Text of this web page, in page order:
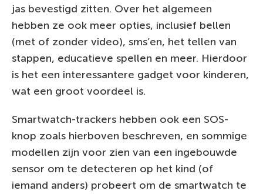
jas bevestigd zitten. Over het algemeen
hebben ze ook meer opties, inclusief bellen
(met of zonder video), sms’en, het tellen van
stappen, educatieve spellen en meer. Hierdoor
is het een interessantere gadget voor kinderen,
wat een groot voordeel is.
Smartwatch-trackers hebben ook een SOS-
knop zoals hierboven beschreven, en sommige
modellen zijn voor zien van een ingebouwde
sensor om te detecteren op het kind (of
iemand anders) probeert om de smartwatch te